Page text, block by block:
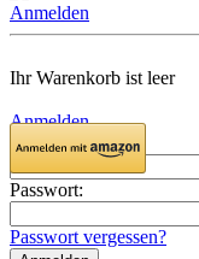
Anmelden
Ihr Warenkorb ist leer
Anmelden
Email:
Passwort:
Passwort vergessen?